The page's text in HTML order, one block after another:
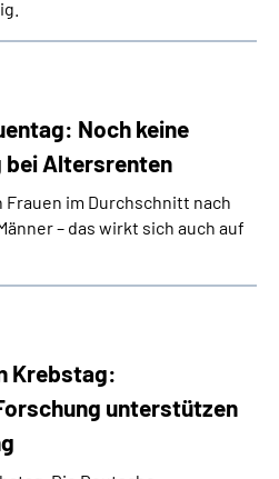
Noch keine
bei Altersrenten
im Durchschnitt nach
– das wirkt sich auch auf
Krebstag:
unterstützen